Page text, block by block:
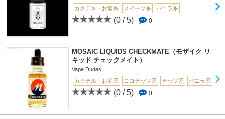
カクテル・お酒系
スイーツ系 バニラ系
(0 / 5) 0
MOSAIC LIQUIDS CHECKMATE（モザイク リ
キッド チェックメイト）
Vape Dudes
カクテル・お酒系
ココナッツ系 ナッツ系 バニラ系
(0 / 5) 0